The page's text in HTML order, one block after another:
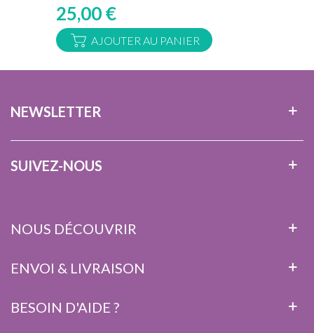
25,00 €
AJOUTER AU PANIER
NEWSLETTER
SUIVEZ-NOUS
NOUS DÉCOUVRIR
ENVOI & LIVRAISON
BESOIN D'AIDE ?